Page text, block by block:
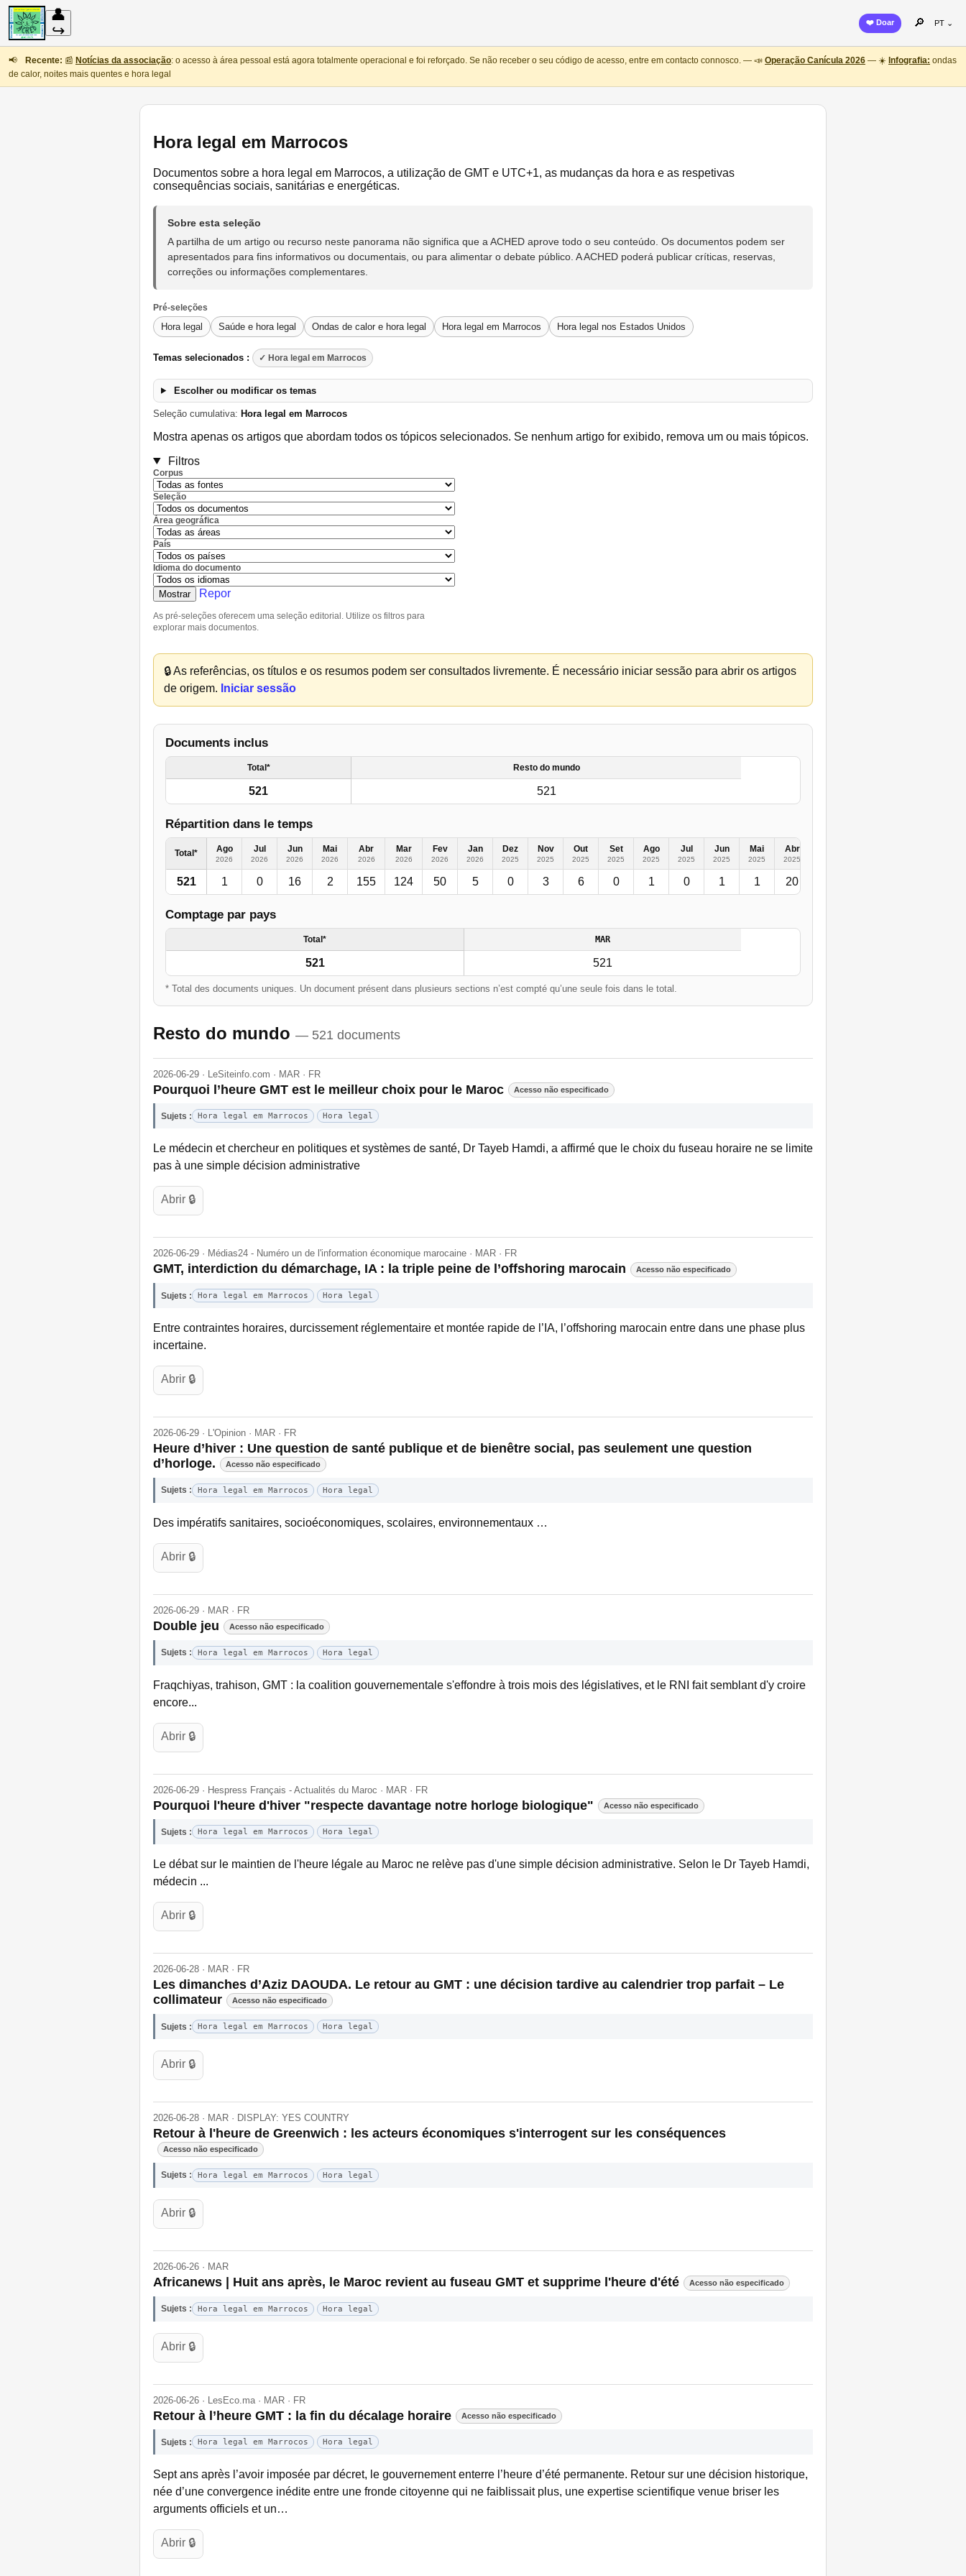
👤
↪
❤️ Doar 🔎 PT ⌄
📢 Recente: 📰 Notícias da associação: o acesso à área pessoal está agora totalmente operacional e foi reforçado. Se não receber o seu código de acesso, entre em contacto connosco. — 📣 Operação Canícula 2026 — ☀️ Infografia: ondas
de calor, noites mais quentes e hora legal
Hora legal em Marrocos
Documentos sobre a hora legal em Marrocos, a utilização de GMT e UTC+1, as mudanças da hora e as respetivas
consequências sociais, sanitárias e energéticas.
Sobre esta seleção
A partilha de um artigo ou recurso neste panorama não significa que a ACHED aprove todo o seu conteúdo. Os documentos podem ser
apresentados para fins informativos ou documentais, ou para alimentar o debate público. A ACHED poderá publicar críticas, reservas,
correções ou informações complementares.
Pré-seleções
Hora legal Saúde e hora legal Ondas de calor e hora legal Hora legal em Marrocos Hora legal nos Estados Unidos
Temas selecionados : ✓ Hora legal em Marrocos
Escolher ou modificar os temas
Seleção cumulativa: Hora legal em Marrocos
Mostra apenas os artigos que abordam todos os tópicos selecionados. Se nenhum artigo for exibido, remova um ou mais tópicos.
Filtros
Corpus
Seleção
Área geográfica
País
Idioma do documento
Mostrar Repor
As pré-seleções oferecem uma seleção editorial. Utilize os filtros para
explorar mais documentos.
🔒As referências, os títulos e os resumos podem ser consultados livremente. É necessário iniciar sessão para abrir os artigos
de origem. Iniciar sessão
Documents inclus
Total* Resto do mundo
521 521
Répartition dans le temps
Total* Ago
2026
Jul
2026
Jun
2026
Mai
2026
Abr
2026
Mar
2026
Fev
2026
Jan
2026
Dez
2025
Nov
2025
Out
2025
Set
2025
Ago
2025
Jul
2025
Jun
2025
Mai
2025
Abr
2025
521 1 0 16 2 155 124 50 5 0 3 6 0 1 0 1 1 20
Comptage par pays
Total* MAR
521 521
* Total des documents uniques. Un document présent dans plusieurs sections n’est compté qu’une seule fois dans le total.
Resto do mundo — 521 documents
2026-06-29 · LeSiteinfo.com · MAR · FR
Pourquoi l’heure GMT est le meilleur choix pour le Maroc Acesso não especificado
Sujets : Hora legal em Marrocos Hora legal
Le médecin et chercheur en politiques et systèmes de santé, Dr Tayeb Hamdi, a affirmé que le choix du fuseau horaire ne se limite
pas à une simple décision administrative
Abrir 🔒
2026-06-29 · Médias24 - Numéro un de l'information économique marocaine · MAR · FR
GMT, interdiction du démarchage, IA : la triple peine de l’offshoring marocain Acesso não especificado
Sujets : Hora legal em Marrocos Hora legal
Entre contraintes horaires, durcissement réglementaire et montée rapide de l’IA, l’offshoring marocain entre dans une phase plus
incertaine.
Abrir 🔒
2026-06-29 · L'Opinion · MAR · FR
Heure d’hiver : Une question de santé publique et de bienêtre social, pas seulement une question
d’horloge.
Acesso não especificado
Sujets : Hora legal em Marrocos Hora legal
Des impératifs sanitaires, socioéconomiques, scolaires, environnementaux …
Abrir 🔒
2026-06-29 · MAR · FR
Double jeu Acesso não especificado
Sujets : Hora legal em Marrocos Hora legal
Fraqchiyas, trahison, GMT : la coalition gouvernementale s'effondre à trois mois des législatives, et le RNI fait semblant d'y croire
encore...
Abrir 🔒
2026-06-29 · Hespress Français - Actualités du Maroc · MAR · FR
Pourquoi l'heure d'hiver "respecte davantage notre horloge biologique" Acesso não especificado
Sujets : Hora legal em Marrocos Hora legal
Le débat sur le maintien de l'heure légale au Maroc ne relève pas d'une simple décision administrative. Selon le Dr Tayeb Hamdi,
médecin ...
Abrir 🔒
2026-06-28 · MAR · FR
Les dimanches d’Aziz DAOUDA. Le retour au GMT : une décision tardive au calendrier trop parfait – Le
collimateur
Acesso não especificado
Sujets : Hora legal em Marrocos Hora legal
Abrir 🔒
2026-06-28 · MAR · DISPLAY: YES COUNTRY
Retour à l'heure de Greenwich : les acteurs économiques s'interrogent sur les conséquences
Acesso não especificado
Sujets : Hora legal em Marrocos Hora legal
Abrir 🔒
2026-06-26 · MAR
Africanews | Huit ans après, le Maroc revient au fuseau GMT et supprime l'heure d'été Acesso não especificado
Sujets : Hora legal em Marrocos Hora legal
Abrir 🔒
2026-06-26 · LesEco.ma · MAR · FR
Retour à l’heure GMT : la fin du décalage horaire Acesso não especificado
Sujets : Hora legal em Marrocos Hora legal
Sept ans après l’avoir imposée par décret, le gouvernement enterre l’heure d’été permanente. Retour sur une décision historique,
née d’une convergence inédite entre une fronde citoyenne qui ne faiblissait plus, une expertise scientifique venue briser les
arguments officiels et un…
Abrir 🔒